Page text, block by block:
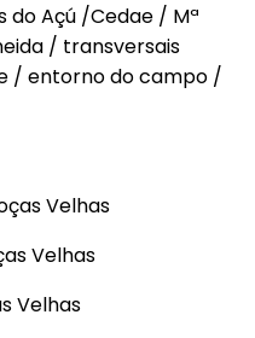
do Açú /Cedae / Mª
/ transversais
/ entorno do campo /
Velhas
Velhas
Velhas